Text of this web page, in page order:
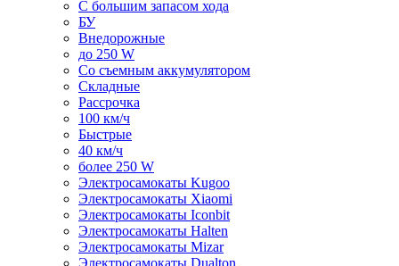
С большим запасом хода
БУ
Внедорожные
до 250 W
Со съемным аккумулятором
Складные
Рассрочка
100 км/ч
Быстрые
40 км/ч
более 250 W
Электросамокаты Kugoo
Электросамокаты Xiaomi
Электросамокаты Iconbit
Электросамокаты Halten
Электросамокаты Mizar
Электросамокаты Dualton